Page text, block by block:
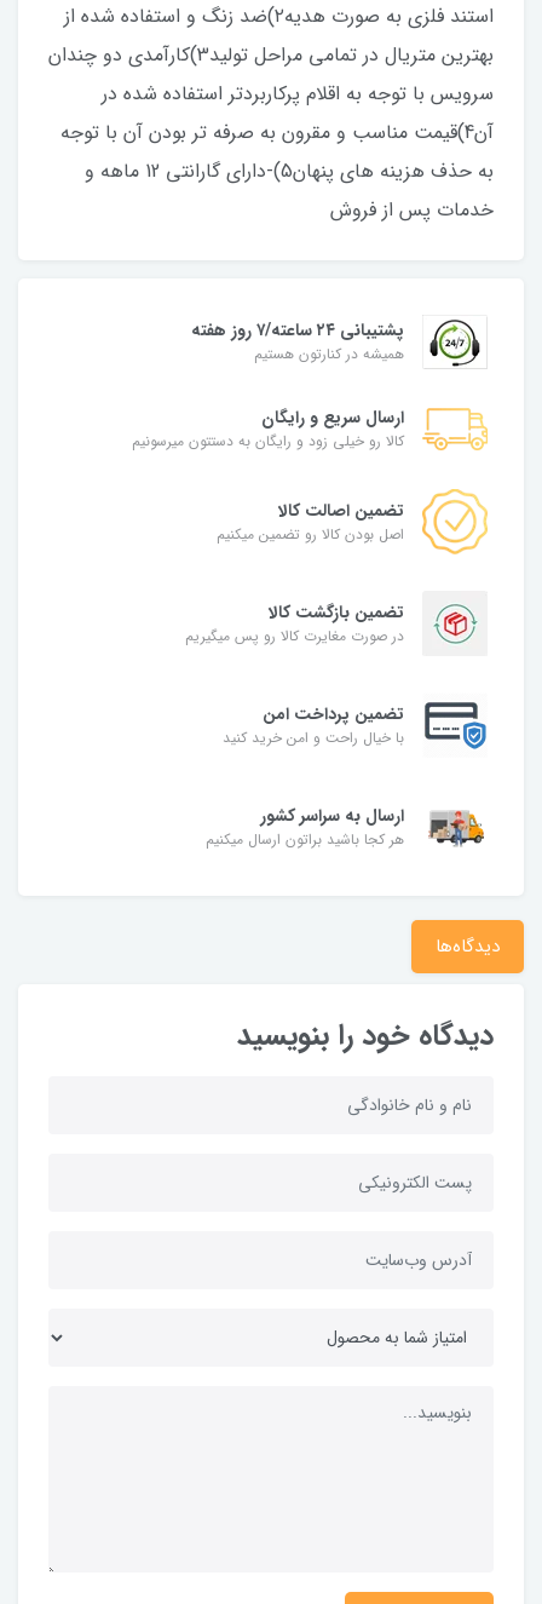
استند فلزی به صورت هدیه۲)ضد زنگ و استفاده شده از
بهترین متریال در تمامی مراحل تولید3)کارآمدی دو چندان
سرویس با توجه به اقلام پرکاربردتر استفاده شده در
آن4)قیمت مناسب و مقرون به صرفه تر بودن آن با توجه
به حذف هزینه های پنهان5)-دارای گارانتی 12 ماهه و
خدمات پس از فروش
پشتیبانی ۲۴ ساعته/۷ روز هفته
همیشه در کنارتون هستیم
ارسال سریع و رایگان
کالا رو خیلی زود و رایگان به دستتون میرسونیم
تضمین اصالت کالا
اصل بودن کالا رو تضمین میکنیم
تضمین بازگشت کالا
در صورت مغایرت کالا رو پس میگیریم
تضمین پرداخت امن
با خیال راحت و امن خرید کنید
ارسال به سراسر کشور
هر کجا باشید براتون ارسال میکنیم
دیدگاه‌ها
دیدگاه خود را بنویسید